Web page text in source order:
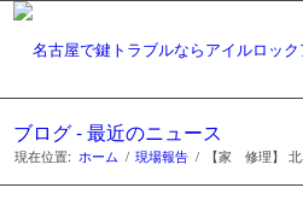
ブログ - 最近のニュース
現在位置: ホーム / 現場報告 / 【家 修理】